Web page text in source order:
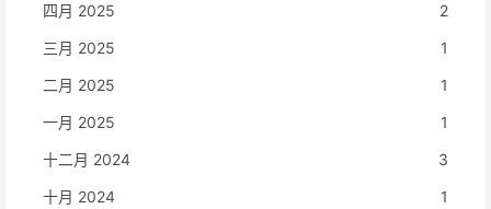
四月 2025
2
三月 2025
1
二月 2025
1
一月 2025
1
十二月 2024
3
十月 2024
1